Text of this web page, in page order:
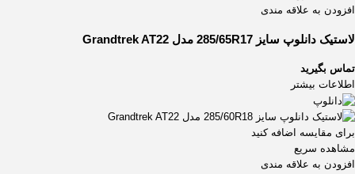
افزودن به علاقه مندی
لاستیک دانلوپ سایز 285/65R17 مدل Grandtrek AT22
تماس بگیرید
اطلاعات بیشتر
برای مقایسه اضافه کنید
مشاهده سریع
افزودن به علاقه مندی